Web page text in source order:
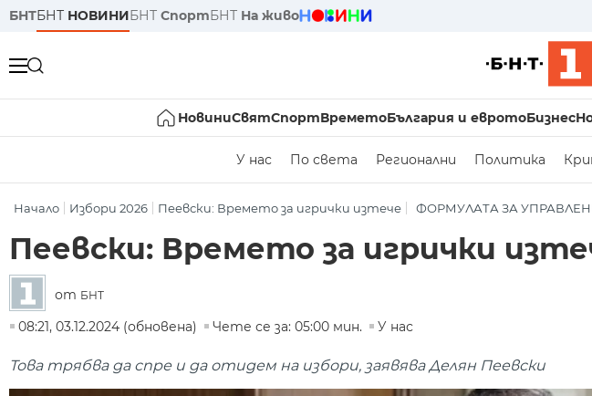
БНТБНТ НОВИНИБНТ СпортБНТ На живо
НовиниСвятСпортВреметоБългария и евротоБизнес
У нас По света Регионални Политика
Начало Избори 2026 Пеевски: Времето за игрички изтече ФОРМУЛАТА ЗА
Пеевски: Времето за игрички
от БНТ
08:21, 03.12.2024 (обновена)
Чете се за: 05:00 мин. У нас
Това трябва да спре и да отидем на избори, заявява Делян Пеевски